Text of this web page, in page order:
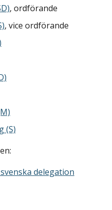
, ordförande
, vice ordförande
(S)
delegation